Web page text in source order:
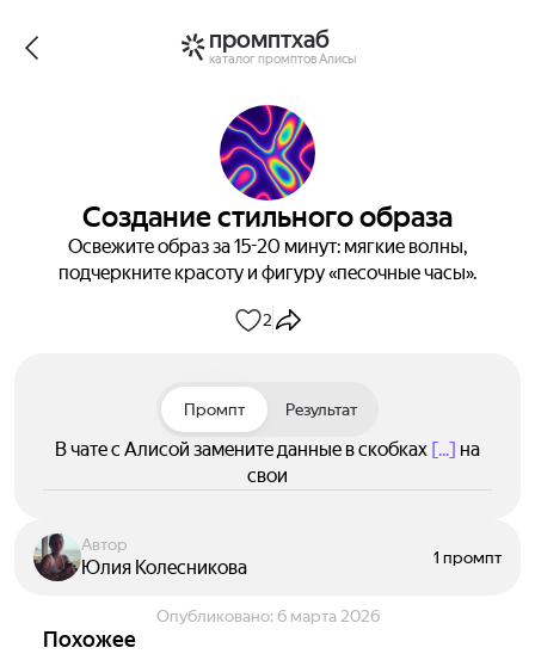
промптхаб
каталог промптов Алисы
Создание стильного образа
Освежите образ за 15-20 минут: мягкие волны,
подчеркните красоту и фигуру «песочные часы».
2
Промпт Результат
В чате с Алисой замените данные в скобках [...] на
свои
Автор
Юлия Колесникова 1 промпт
Опубликовано: 6 марта 2026
Похожее